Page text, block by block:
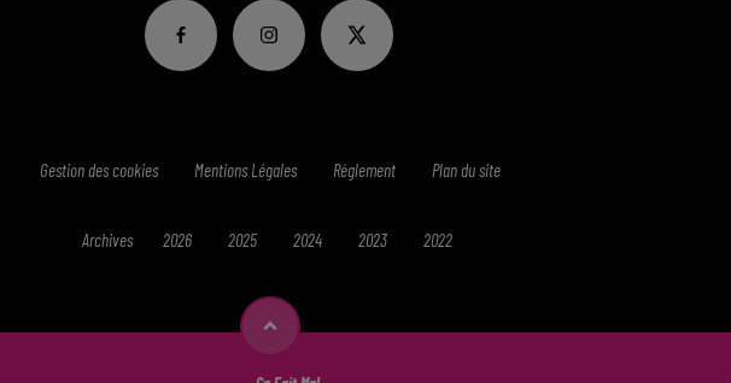
Gestion des cookies Mentions Légales Réglement Plan du site
Archives 2026 2025 2024 2023 2022